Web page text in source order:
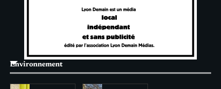
Environnement